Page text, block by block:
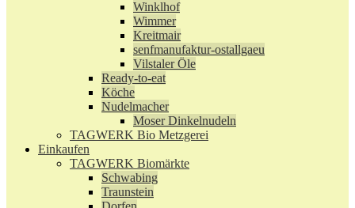
Winklhof
Wimmer
Kreitmair
senfmanufaktur-ostallgaeu
Vilstaler Öle
Ready-to-eat
Köche
Nudelmacher
Moser Dinkelnudeln
TAGWERK Bio Metzgerei
Einkaufen
TAGWERK Biomärkte
Schwabing
Traunstein